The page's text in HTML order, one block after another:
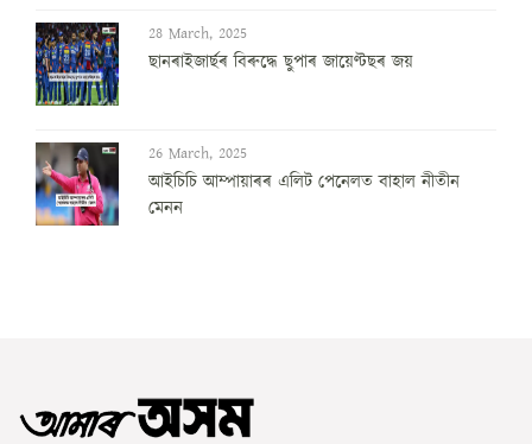
28 March, 2025
ছানৰাইজাৰ্ছৰ বিৰুদ্ধে ছুপাৰ জায়েণ্টছৰ জয়
26 March, 2025
আইচিচি আম্পায়াৰৰ এলিট পেনেলত বাহাল নীতীন
মেনন